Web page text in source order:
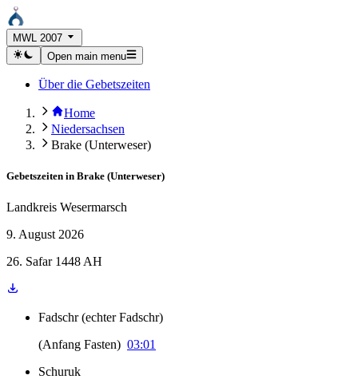
MWL 2007
Open main menu
Über die Gebetszeiten
Home
Niedersachsen
Brake (Unterweser)
Gebetszeiten in Brake (Unterweser)
Landkreis Wesermarsch
9. August 2026
26. Safar 1448 AH
Fadschr (echter Fadschr)
(Anfang Fasten) 03:01
Schuruk